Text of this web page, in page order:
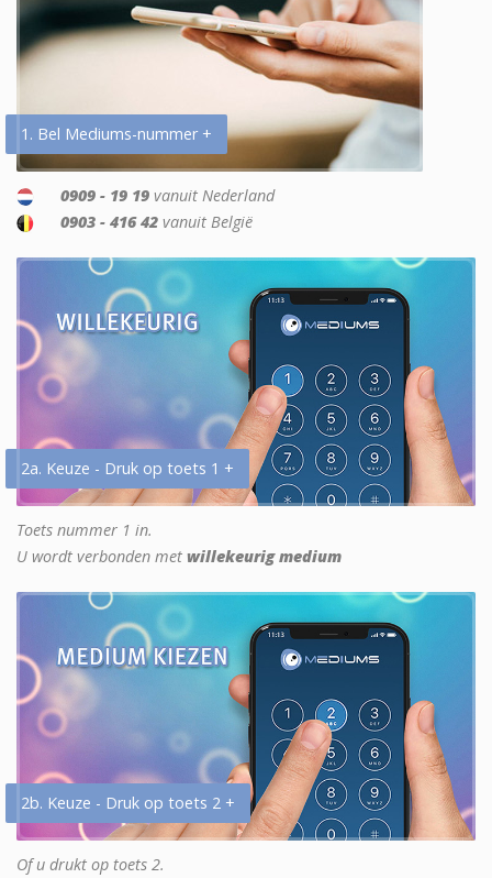
1. Bel Mediums-nummer +
0909 - 19 19 vanuit Nederland
0903 - 416 42 vanuit België
2a. Keuze - Druk op toets 1 +
Toets nummer 1 in.
U wordt verbonden met willekeurig medium
2b. Keuze - Druk op toets 2 +
Of u drukt op toets 2.